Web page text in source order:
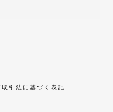
取引法に基づく表記